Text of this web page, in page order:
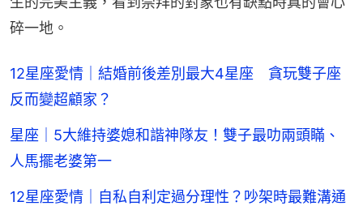
碎一地。
12星座愛情｜結婚前後差別最大4星座 貪玩雙子座
反而變超顧家？
星座｜5大維持婆媳和諧神隊友！雙子最叻兩頭瞞、
人馬擺老婆第一
12星座愛情｜自私自利定過分理性？吵架時最難溝通